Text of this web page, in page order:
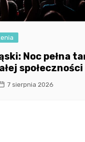
Noc pełna
społeczności
7 sierpnia 2026